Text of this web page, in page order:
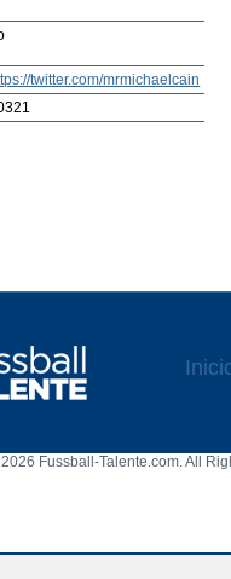
twitter.com/mrmichaelcain
Fussball-Talente.com. All